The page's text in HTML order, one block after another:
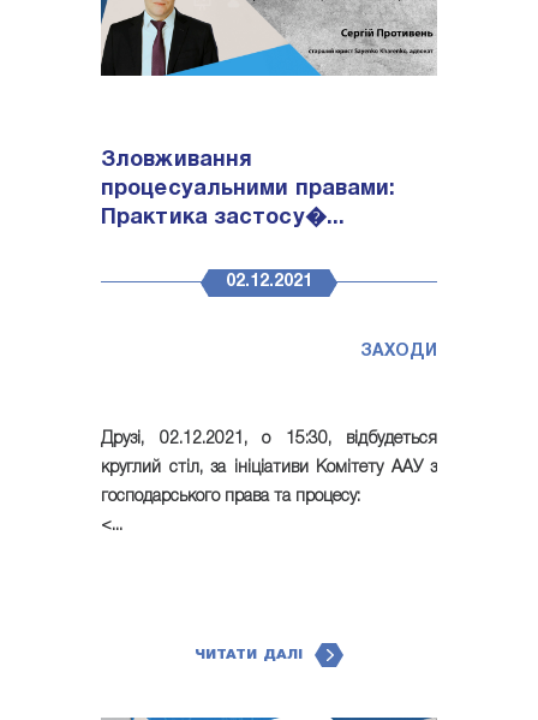
Зловживання
процесуальними правами:
Практика застосу�...
02.12.2021
ЗАХОДИ
Друзі, 02.12.2021, о 15:30, відбудеться
круглий стіл , за ініціативи Комітету ААУ з
господарського права та процесу:
<...
ЧИТАТИ ДАЛІ